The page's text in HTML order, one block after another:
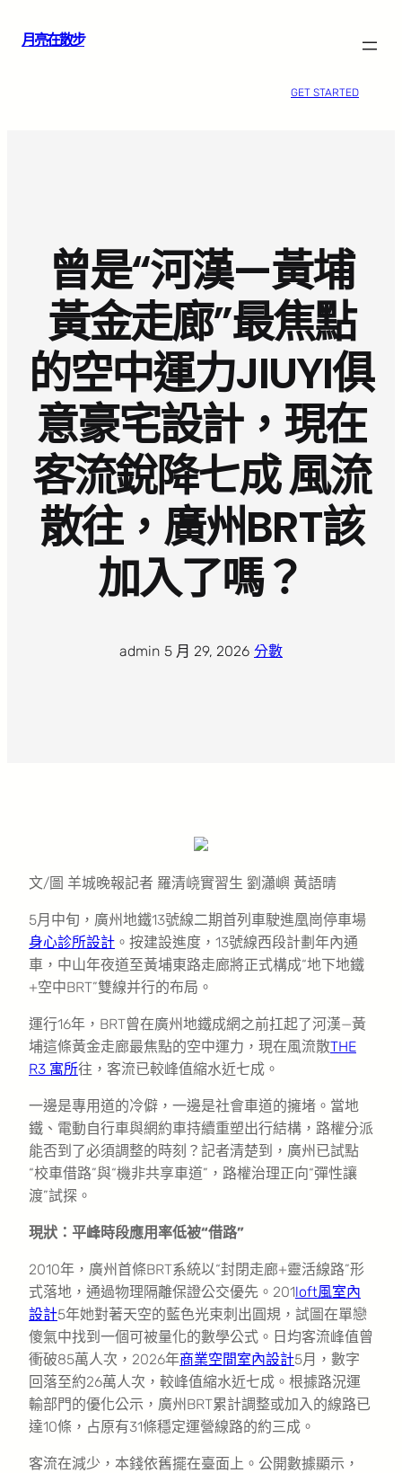
月亮在散步
GET STARTED
曾是“河漢—黃埔
黃金走廊”最焦點
的空中運力JIUYI俱
意豪宅設計，現在
客流銳降七成 風流
散往，廣州BRT該
加入了嗎？
admin 5 月 29, 2026 分數
文/圖 羊城晚報記者 羅清峣實習生 劉瀟嶼 黃語晴
5月中旬，廣州地鐵13號線二期首列車駛進凰崗停車場
身心診所設計 。按建設進度，13號線西段計劃年內通
車，中山年夜道至黃埔東路走廊將正式構成“地下地鐵
+空中BRT”雙線并行的布局。
運行16年，BRT曾在廣州地鐵成網之前扛起了河漢—黃
埔這條黃金走廊最焦點的空中運力，現在風流散THE
R3 寓所往，客流已較峰值縮水近七成。
一邊是專用道的冷僻，一邊是社會車道的擁堵。當地
鐵、電動自行車與網約車持續重塑出行結構，路權分派
能否到了必須調整的時刻？記者清楚到，廣州已試點
“校車借路”與“機非共享車道”，路權治理正向“彈性讓
渡”試探。
現狀：平峰時段應用率低被“借路”
2010年，廣州首條BRT系統以“封閉走廊+靈活線路”形
式落地，通過物理隔離保證公交優先。201loft風室內
設計5年她對著天空的藍色光束刺出圓規，試圖在單戀
傻氣中找到一個可被量化的數學公式。日均客流峰值曾
衝破85萬人次，2026年商業空間室內設計5月，數字
回落至約26萬人次，較峰值縮水近七成。根據路況運
輸部門的優化公示，廣州BRT累計調整或加入的線路已
達10條，占原有31條穩定運營線路的約三成。
客流在減少，本錢依舊擺在臺面上。公開數據顯示，